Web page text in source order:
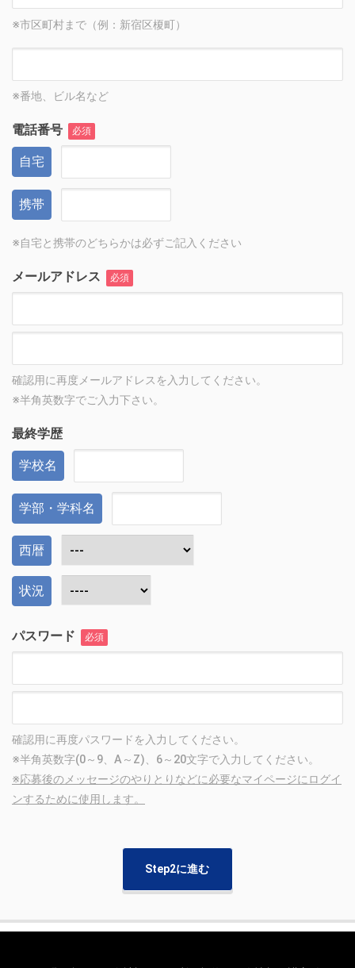
※市区町村まで（例：新宿区榎町）
※番地、ビル名など
電話番号 必須
自宅
携帯
※自宅と携帯のどちらかは必ずご記入ください
メールアドレス 必須
確認用に再度メールアドレスを入力してください。
※半角英数字でご入力下さい。
最終学歴
学校名
学部・学科名
西暦
状況
パスワード 必須
確認用に再度パスワードを入力してください。
※半角英数字(0～9、A～Z)、6～20文字で入力してください。
※応募後のメッセージのやりとりなどに必要なマイページにログイ
ンするために使用します。